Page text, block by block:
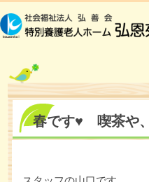
春です♥ 喫茶や